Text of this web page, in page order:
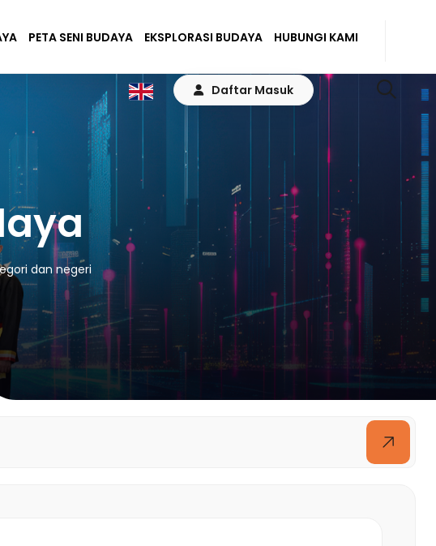
PETA SENI BUDAYA EKSPLORASI BUDAYA HUBUNGI KAMI
Daftar Masuk
dan negeri